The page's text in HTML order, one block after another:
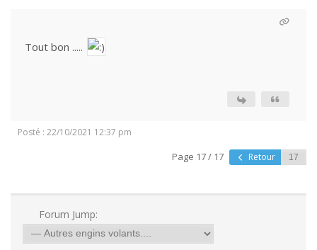
Tout bon .....
Posté : 22/10/2021 12:37 pm
Page 17 / 17 Retour
Forum Jump: